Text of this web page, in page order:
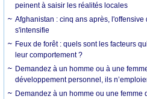
peinent à saisir les réalités locales
Afghanistan : cinq ans après,
s'intensifie
Feux de forêt : quels sont les facteurs
leur comportement ?
Demandez à un homme ou à une
développement personnel, ils
Demandez à un homme ou une